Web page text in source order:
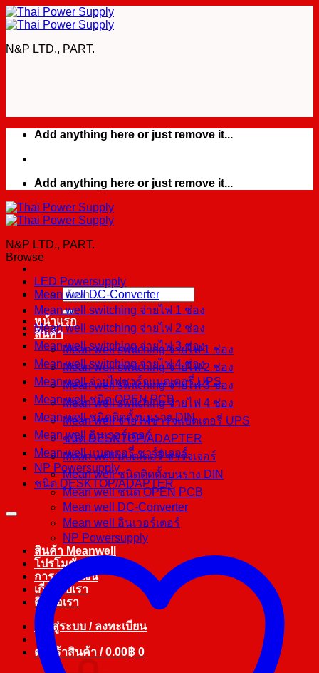
Skip
to
N&P LTD., PART.
Add anything here or just remove it...
Add anything here or just remove it...
N&P LTD., PART.
ค้นหา:
หน้าแรก
สินค้า
Mean well switching จ่ายไฟ 1 ช่อง
Mean well switching จ่ายไฟ 2 ช่อง
Mean well switching จ่ายไฟ 3 ช่อง
Mean well switching จ่ายไฟ 4 ช่อง
Mean well จ่ายไฟชาร์จแบตเตอรี่ UPS
ชนิด DESKTOP/ADAPTER
Mean well แบตเตอรี่ ชาร์จเจอร์
Mean well ชนิดติดตั้งบนราง DIN
Mean well ชนิด OPEN PCB
Mean well DC-Converter
Mean well อินเวอร์เตอร์
NP Powersupply
สินค้า Meanwell
โปรโมชั่น
การชำระเงิน
เกี่ยวกับเรา
ติดต่อเรา
เข้าสู่ระบบ / ลงทะเบียน
ตะกร้าสินค้า /0.00฿ 0
Browse
LED Powersupply
Mean well DC-Converter
Mean well switching จ่ายไฟ 1 ช่อง
Mean well switching จ่ายไฟ 2 ช่อง
Mean well switching จ่ายไฟ 3 ช่อง
Mean well switching จ่ายไฟ 4 ช่อง
Mean well จ่ายไฟชาร์จแบตเตอรี่ UPS
Mean well ชนิด OPEN PCB
Mean well ชนิดติดตั้งบนราง DIN
Mean well อินเวอร์เตอร์
Mean well แบตเตอรี่ ชาร์จเจอร์
NP Powersupply
ชนิด DESKTOP/ADAPTER